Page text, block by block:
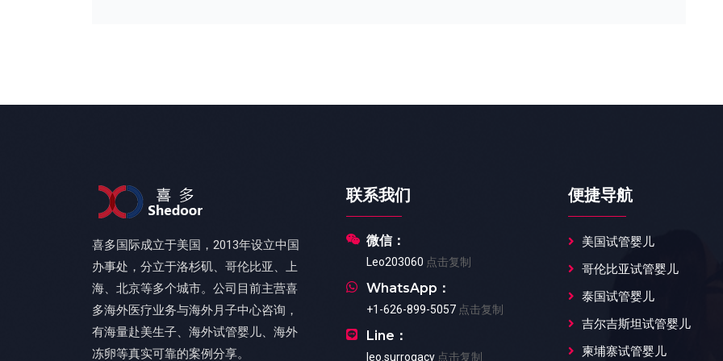
喜多国际成立于美国，2013年设立中国
办事处，分立于洛杉矶、哥伦比亚、上
海、北京等多个城市。公司目前主营喜
多海外医疗业务与海外月子中心咨询，
有海量赴美生子、海外试管婴儿、海外
冻卵等真实可靠的案例分享。
联系我们
微信：
Leo203060 点击复制
WhatsApp：
+1-626-899-5057 点击复制
Line：
leo.surrogacy 点击复制
便捷导航
美国试管婴儿
哥伦比亚试管婴儿
泰国试管婴儿
吉尔吉斯坦试管婴儿
柬埔寨试管婴儿